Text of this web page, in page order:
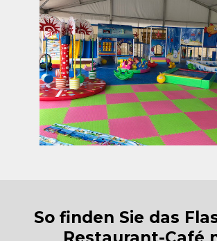
So finden Sie das